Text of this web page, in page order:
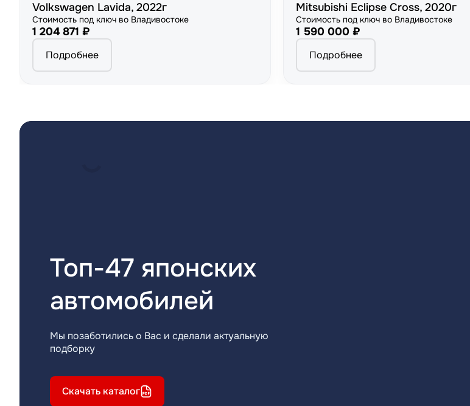
Volkswagen Lavida, 2022г
Стоимость под ключ во Владивостоке
1 204 871 ₽
Подробнее
Mitsubishi Eclipse Cross, 2020г
Стоимость под ключ во Владивостоке
1 590 000 ₽
Подробнее
Топ-47 японских
автомобилей
Мы позаботились о Вас и сделали актуальную
подборку
Скачать каталог